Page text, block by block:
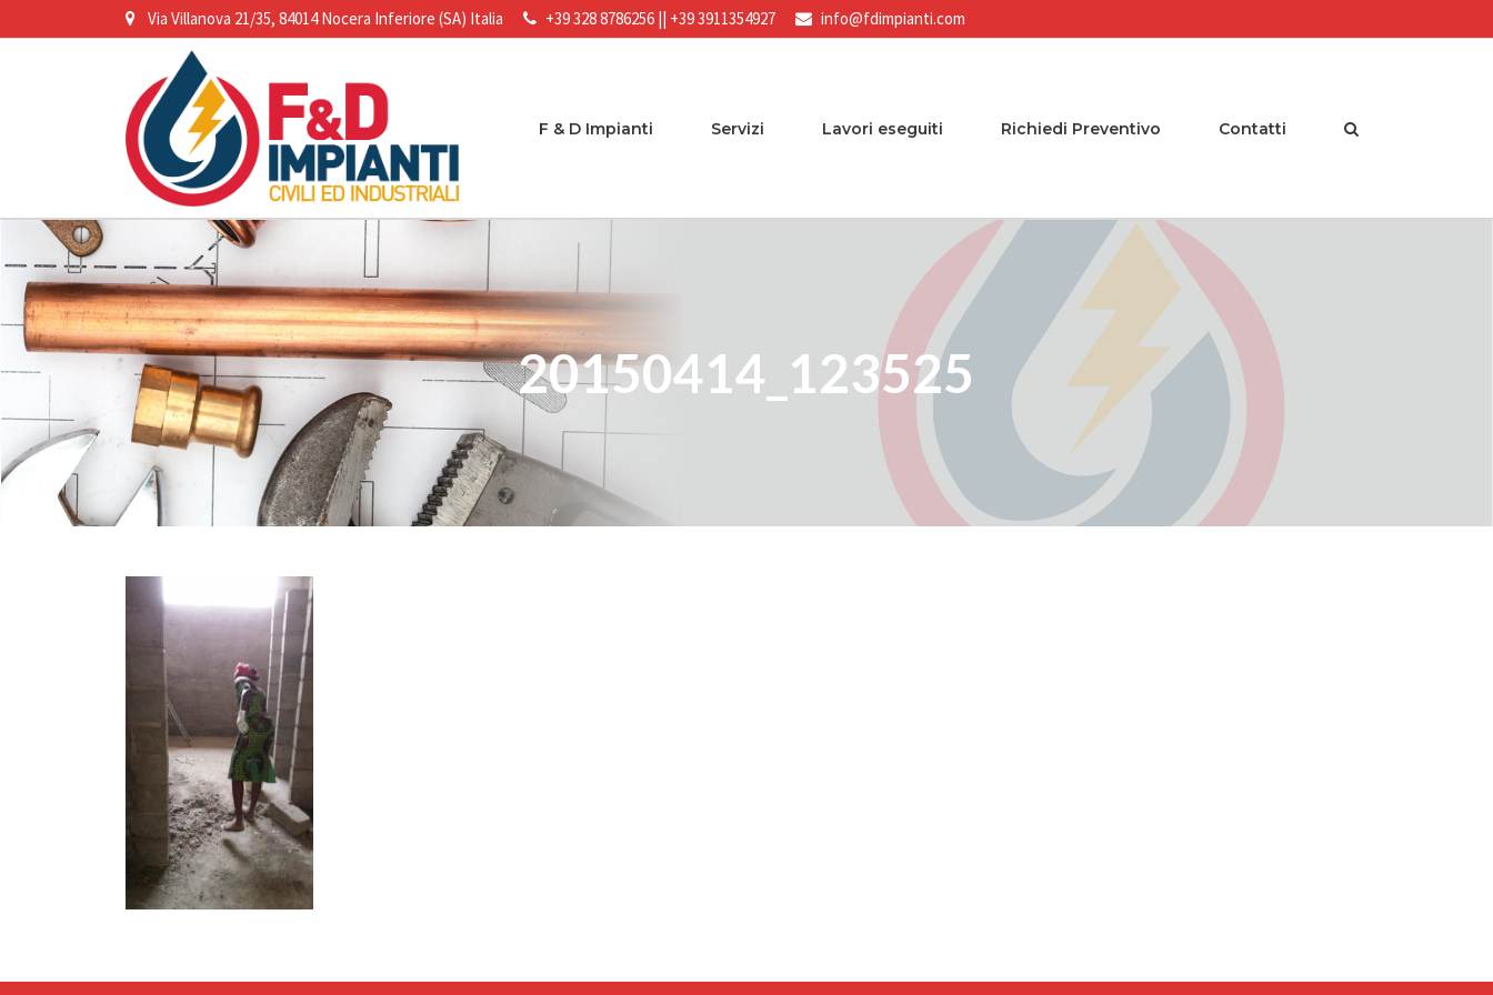
Via Villanova 21/35, 84014 Nocera Inferiore (SA) Italia +39 328 8786256 || +39 3911354927 info@fdimpianti.com
F & D Impianti Servizi Lavori eseguiti Richiedi Preventivo Contatti
20150414_123525